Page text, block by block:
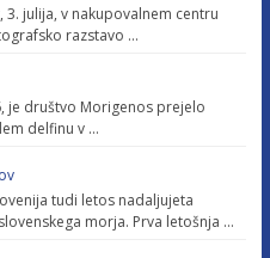
3. julija, v nakupovalnem centru
razstavo …
je društvo Morigenos prejelo
delfinu v …
tudi letos nadaljujeta
morja. Prva letošnja …